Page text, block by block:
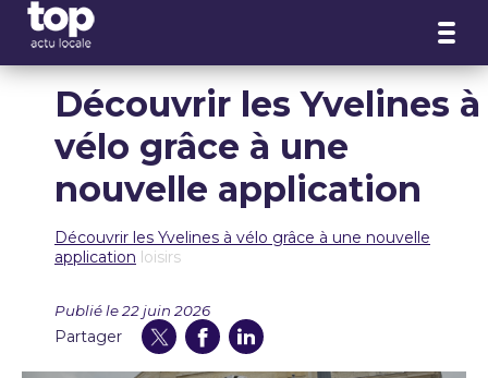
Découvrir les Yvelines à
vélo grâce à une
nouvelle application
Découvrir les Yvelines à vélo grâce à une nouvelle
application loisirs
Publié le 22 juin 2026
Partager
Panneau de gestion des cookies